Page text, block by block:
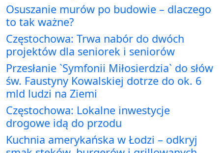
Osuszanie murów po budowie – dlaczego
to tak ważne?
Częstochowa: Trwa nabór do dwóch
projektów dla seniorek i seniorów
Przesłanie `Symfonii Miłosierdzia` do słów
św. Faustyny Kowalskiej dotrze do ok. 6
mld ludzi na Ziemi
Częstochowa: Lokalne inwestycje
drogowe idą do przodu
Kuchnia amerykańska w Łodzi – odkryj